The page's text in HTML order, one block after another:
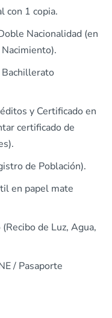
con 1 copia.
Nacionalidad (en
y Certificado en
certificado de
de Población).
en papel mate
de Luz, Agua,
/ Pasaporte